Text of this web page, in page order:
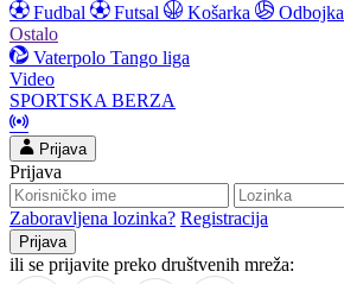
Fudbal
Futsal Košarka Odbojka
Ostalo
Vaterpolo Tango liga
Video
SPORTSKA BERZA
Prijava
Prijava
Zaboravljena lozinka? Registracija
ili se prijavite preko društvenih mreža: